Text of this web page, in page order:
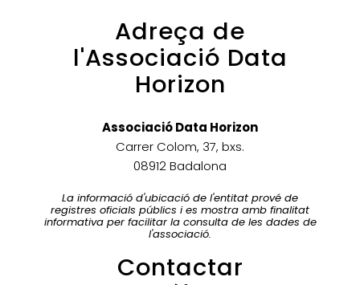
Adreça de
l'Associació Data
Horizon
Associació Data Horizon
Carrer Colom, 37, bxs.
08912 Badalona
La informació d'ubicació de l'entitat prové de
registres oficials públics i es mostra amb finalitat
informativa per facilitar la consulta de les dades de
l'associació.
Contactar